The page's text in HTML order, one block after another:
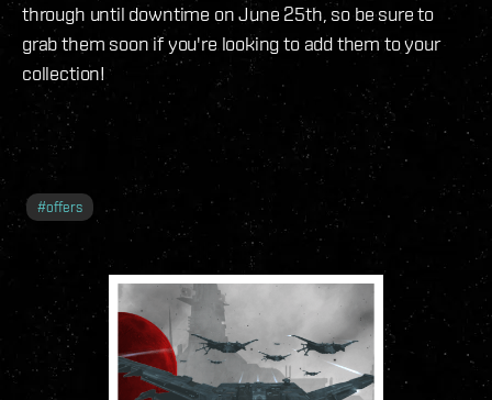
through until downtime on June 25th, so be sure to
grab them soon if you're looking to add them to your
collection!
#offers